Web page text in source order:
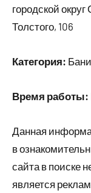
городской
Толстого, 106
Категория:
Время работы:
Данная
в
сайта в поиске
является